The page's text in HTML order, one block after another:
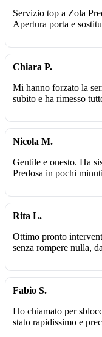
Servizio top a Zola
Apertura porta e
Chiara P.
Mi hanno forzato la
subito e ha rimesso
Nicola M.
Gentile e onesto. Ha
Predosa in pochi
Rita L.
Ottimo pronto
senza rompere nulla,
Fabio S.
Ho chiamato per
stato rapidissimo e